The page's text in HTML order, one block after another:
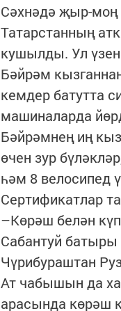
Сәхнәдә җыр-
Татарстанның
кушылды. Ул
Бәйрәм
кемдер батутта
машиналарда
Бәйрәмнең иң
өчен зур
һәм 8 велосипед
Сертификатлар
–Көрәш белән
Сабантуй
Чүрибураштан
Ат чабышын да
арасында көрәш